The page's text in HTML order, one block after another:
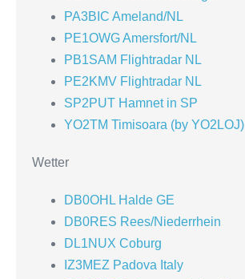
PA3BIC Ameland/NL
PE1OWG Amersfort/NL
PB1SAM Flightradar NL
PE2KMV Flightradar NL
SP2PUT Hamnet in SP
YO2TM Timisoara (by YO2LOJ)
Wetter
DB0OHL Halde GE
DB0RES Rees/Niederrhein
DL1NUX Coburg
IZ3MEZ Padova Italy